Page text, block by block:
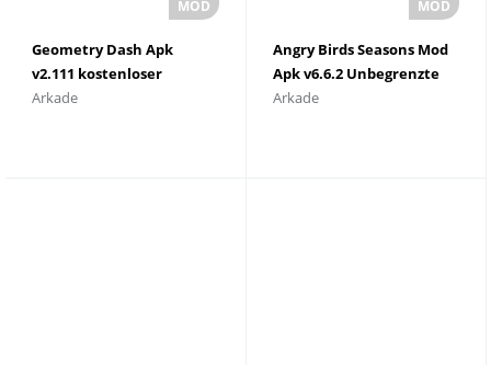
Geometry Dash Apk
v2.111 kostenloser
Download
Arkade
Angry Birds Seasons Mod
Apk v6.6.2 Unbegrenzte
Edelsteine und MÃ¼nzen
Arkade